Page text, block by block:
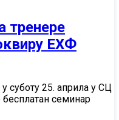
тренере
ЕХФ
суботу 25. априла у СЦ
семинар